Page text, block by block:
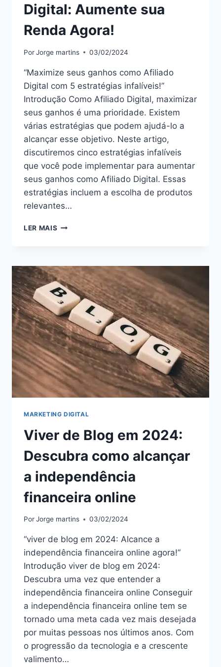
Digital: Aumente sua
Renda Agora!
PorJorge martins 03/02/2024
“Maximize seus ganhos como Afiliado
Digital com 5 estratégias infalíveis!”
Introdução Como Afiliado Digital, maximizar
seus ganhos é uma prioridade. Existem
várias estratégias que podem ajudá-lo a
alcançar esse objetivo. Neste artigo,
discutiremos cinco estratégias infalíveis
que você pode implementar para aumentar
seus ganhos como Afiliado Digital. Essas
estratégias incluem a escolha de produtos
relevantes…
LER MAIS
MAXIMIZAR
SEUS
GANHOS
COMO
AFILIADO
DIGITAL:
AUMENTE
SUA
RENDA
AGORA!
MARKETING DIGITAL
Viver de Blog em 2024:
Descubra como alcançar
a independência
financeira online
PorJorge martins 03/02/2024
“viver de blog em 2024: Alcance a
independência financeira online agora!”
Introdução viver de blog em 2024:
Descubra uma vez que entender a
independência financeira online Conseguir
a independência financeira online tem se
tornado uma meta cada vez mais desejada
por muitas pessoas nos últimos anos. Com
o progressão da tecnologia e a crescente
valimento…